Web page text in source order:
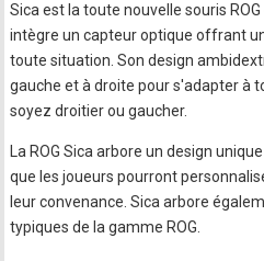
Sica est la toute nouvelle souris
intègre un capteur optique offrant
toute situation. Son design
gauche et à droite pour s'adapter à
soyez droitier ou gaucher.
La ROG Sica arbore un design
que les joueurs pourront
leur convenance. Sica arbore
typiques de la gamme ROG.